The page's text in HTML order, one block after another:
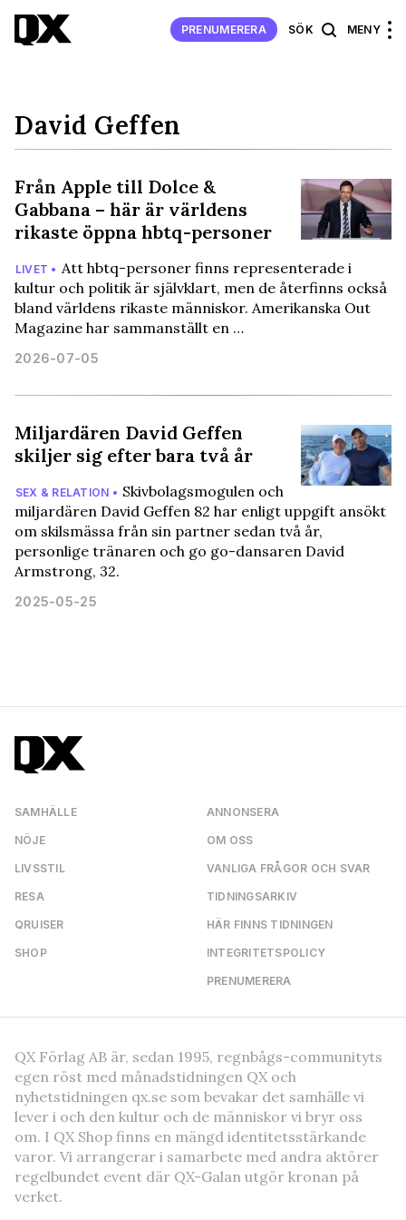
PRENUMERERA SÖK MENY
David Geffen
Från Apple till Dolce &
Gabbana – här är världens
rikaste öppna hbtq-personer
LIVET • Att hbtq-personer finns representerade i
kultur och politik är självklart, men de återfinns också
bland världens rikaste människor. Amerikanska Out
Magazine har sammanställt en …
2026-07-05
Miljardären David Geffen
skiljer sig efter bara två år
SEX & RELATION • Skivbolagsmogulen och
miljardären David Geffen 82 har enligt uppgift ansökt
om skilsmässa från sin partner sedan två år,
personlige tränaren och go go-dansaren David
Armstrong, 32.
2025-05-25
SAMHÄLLE
NÖJE
LIVSSTIL
RESA
QRUISER
SHOP
ANNONSERA
OM OSS
VANLIGA FRÅGOR OCH SVAR
TIDNINGSARKIV
HÄR FINNS TIDNINGEN
INTEGRITETSPOLICY
PRENUMERERA
QX Förlag AB är, sedan 1995, regnbågs-communityts
egen röst med månadstidningen QX och
nyhetstidningen qx.se som bevakar det samhälle vi
lever i och den kultur och de människor vi bryr oss
om. I QX Shop finns en mängd identitetsstärkande
varor. Vi arrangerar i samarbete med andra aktörer
regelbundet event där QX-Galan utgör kronan på
verket.